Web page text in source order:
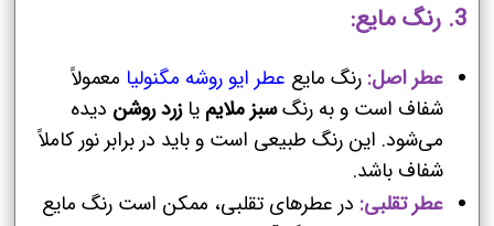
3. رنگ مایع:
عطر اصل: رنگ مایع عطر ایو روشه مگنولیا معمولاً
شفاف است و به رنگسبز ملایم یازرد روشن دیده
می‌شود. این رنگ طبیعی است و باید در برابر نور کاملاً
شفاف باشد.
عطر تقلبی: در عطرهای تقلبی، ممکن است رنگ مایع